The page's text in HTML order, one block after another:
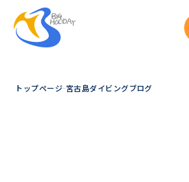
トップページ 宮古島ダイビングブログ